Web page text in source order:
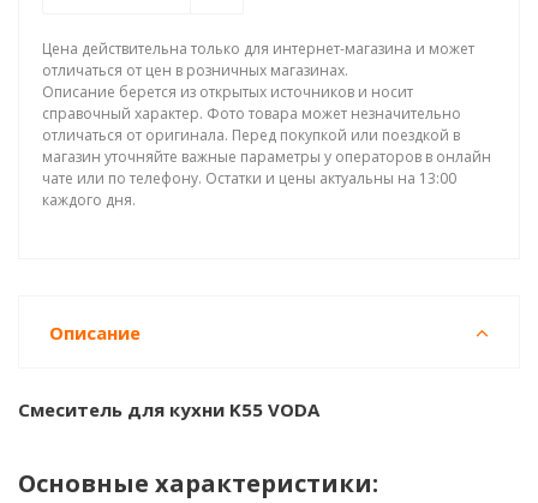
Цена действительна только для интернет-магазина и может
отличаться от цен в розничных магазинах.
Описание берется из открытых источников и носит
справочный характер. Фото товара может незначительно
отличаться от оригинала. Перед покупкой или поездкой в
магазин уточняйте важные параметры у операторов в онлайн
чате или по телефону. Остатки и цены актуальны на 13:00
каждого дня.
Описание
Смеситель для кухни K55 VODA
Основные характеристики: